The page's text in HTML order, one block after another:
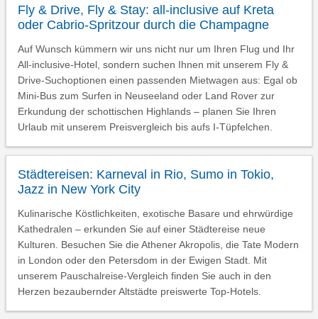
Fly & Drive, Fly & Stay: all-inclusive auf Kreta
oder Cabrio-Spritzour durch die Champagne
Auf Wunsch kümmern wir uns nicht nur um Ihren Flug und Ihr
All-inclusive-Hotel, sondern suchen Ihnen mit unserem Fly &
Drive-Suchoptionen einen passenden Mietwagen aus: Egal ob
Mini-Bus zum Surfen in Neuseeland oder Land Rover zur
Erkundung der schottischen Highlands – planen Sie Ihren
Urlaub mit unserem Preisvergleich bis aufs I-Tüpfelchen.
Städtereisen: Karneval in Rio, Sumo in Tokio,
Jazz in New York City
Kulinarische Köstlichkeiten, exotische Basare und ehrwürdige
Kathedralen – erkunden Sie auf einer Städtereise neue
Kulturen. Besuchen Sie die Athener Akropolis, die Tate Modern
in London oder den Petersdom in der Ewigen Stadt. Mit
unserem Pauschalreise-Vergleich finden Sie auch in den
Herzen bezaubernder Altstädte preiswerte Top-Hotels.